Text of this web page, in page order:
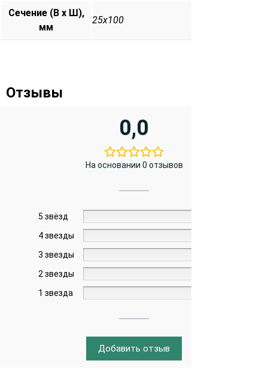
Сечение (В х Ш),
мм
25х100
Отзывы
0,0
На основании 0 отзывов
5 звёзд
4 звезды
3 звезды
2 звезды
1 звезда
Добавить отзыв